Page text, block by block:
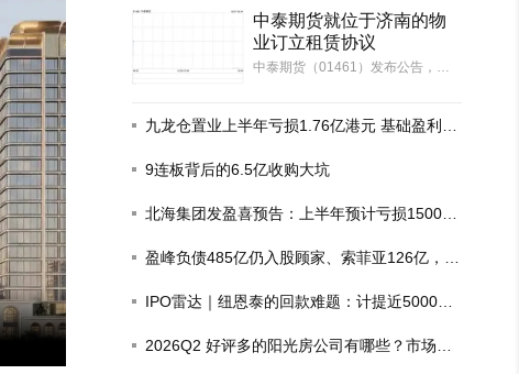
秦皇岛惊现600㎡超级豪宅，一层一
中泰期货就位于济南的物
业订立租赁协议
中泰期货（01461）发布公告，于2
汇融资本（作为承租人）分别与齐
鲁中泰物业（作为出租人）订立租
由2026年10月…
九龙仓置业上半年亏损1.76亿港元 基础盈利增
9连板背后的6.5亿收购大坑
北海集团发盈喜预告：上半年预计亏损1500
盈峰负债485亿仍入股顾家、索菲亚126亿，这
IPO雷达｜纽恩泰的回款难题：计提近5000万
2026Q2 好评多的阳光房公司有哪些？市场现